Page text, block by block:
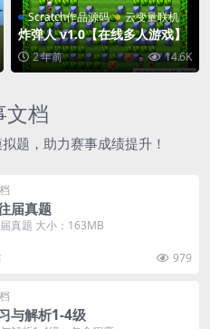
Scratch作品源码 云变量联机
炸弹人 v1.0【在线多人游戏】
2 年前 14.6K
文档
题，助力赛事成绩提升！
届真题
真题 大小：163MB
979
与解析1-4级